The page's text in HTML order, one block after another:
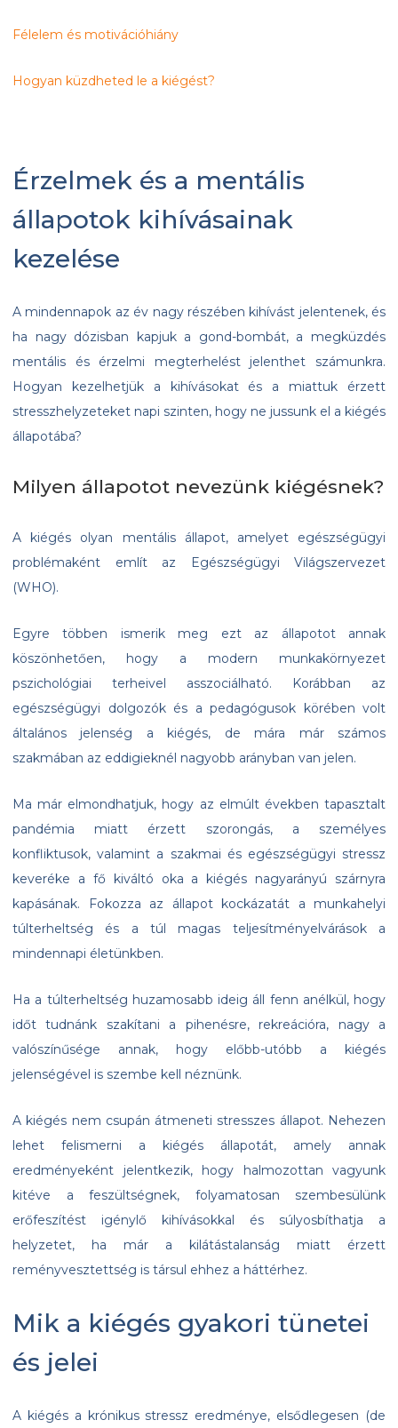
Félelem és motivációhiány
Hogyan küzdheted le a kiégést?
Érzelmek és a mentális
állapotok kihívásainak
kezelése
A mindennapok az év nagy részében kihívást jelentenek, és
ha nagy dózisban kapjuk a gond-bombát, a megküzdés
mentális és érzelmi megterhelést jelenthet számunkra.
Hogyan kezelhetjük a kihívásokat és a miattuk érzett
stresszhelyzeteket napi szinten, hogy ne jussunk el a kiégés
állapotába?
Milyen állapotot nevezünk kiégésnek?
A kiégés olyan mentális állapot, amelyet egészségügyi
problémaként említ az Egészségügyi Világszervezet
(WHO).
Egyre többen ismerik meg ezt az állapotot annak
köszönhetően, hogy a modern munkakörnyezet
pszichológiai terheivel asszociálható. Korábban az
egészségügyi dolgozók és a pedagógusok körében volt
általános jelenség a kiégés, de mára már számos
szakmában az eddigieknél nagyobb arányban van jelen.
Ma már elmondhatjuk, hogy az elmúlt években tapasztalt
pandémia miatt érzett szorongás, a személyes
konfliktusok, valamint a szakmai és egészségügyi stressz
keveréke a fő kiváltó oka a kiégés nagyarányú szárnyra
kapásának. Fokozza az állapot kockázatát a munkahelyi
túlterheltség és a túl magas teljesítményelvárások a
mindennapi életünkben.
Ha a túlterheltség huzamosabb ideig áll fenn anélkül, hogy
időt tudnánk szakítani a pihenésre, rekreációra, nagy a
valószínűsége annak, hogy előbb-utóbb a kiégés
jelenségével is szembe kell néznünk.
A kiégés nem csupán átmeneti stresszes állapot. Nehezen
lehet felismerni a kiégés állapotát, amely annak
eredményeként jelentkezik, hogy halmozottan vagyunk
kitéve a feszültségnek, folyamatosan szembesülünk
erőfeszítést igénylő kihívásokkal és súlyosbíthatja a
helyzetet, ha már a kilátástalanság miatt érzett
reményvesztettség is társul ehhez a háttérhez.
Mik a kiégés gyakori tünetei
és jelei
A kiégés a krónikus stressz eredménye, elsődlegesen (de